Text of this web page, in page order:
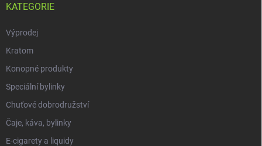
KATEGORIE
Výprodej
Kratom
Konopné produkty
Speciální bylinky
Chuťové dobrodružství
Čaje, káva, bylinky
E-cigarety a liquidy